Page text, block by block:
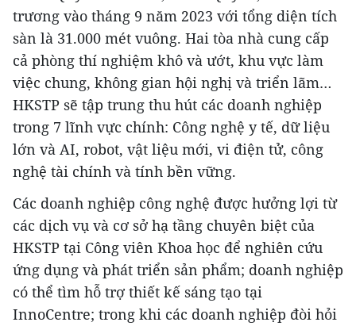
trương vào tháng 9 năm 2023 với tổng diện tích
sàn là 31.000 mét vuông. Hai tòa nhà cung cấp
cả phòng thí nghiệm khô và ướt, khu vực làm
việc chung, không gian hội nghị và triển lãm…
HKSTP sẽ tập trung thu hút các doanh nghiệp
trong 7 lĩnh vực chính: Công nghệ y tế, dữ liệu
lớn và AI, robot, vật liệu mới, vi điện tử, công
nghệ tài chính và tính bền vững.
Các doanh nghiệp công nghệ được hưởng lợi từ
các dịch vụ và cơ sở hạ tầng chuyên biệt của
HKSTP tại Công viên Khoa học để nghiên cứu
ứng dụng và phát triển sản phẩm; doanh nghiệp
có thể tìm hỗ trợ thiết kế sáng tạo tại
InnoCentre; trong khi các doanh nghiệp đòi hỏi